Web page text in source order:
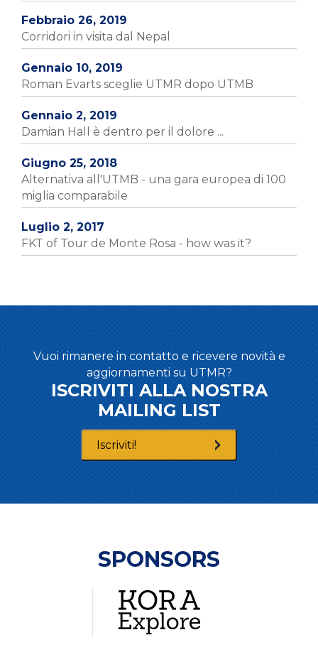
Febbraio 26, 2019
Corridori in visita dal Nepal
Gennaio 10, 2019
Roman Evarts sceglie UTMR dopo UTMB
Gennaio 2, 2019
Damian Hall è dentro per il dolore ...
Giugno 25, 2018
Alternativa all'UTMB - una gara europea di 100
miglia comparabile
Luglio 2, 2017
FKT of Tour de Monte Rosa - how was it?
Vuoi rimanere in contatto e ricevere novità e
aggiornamenti su UTMR?
ISCRIVITI ALLA NOSTRA
MAILING LIST
Iscriviti!
SPONSORS